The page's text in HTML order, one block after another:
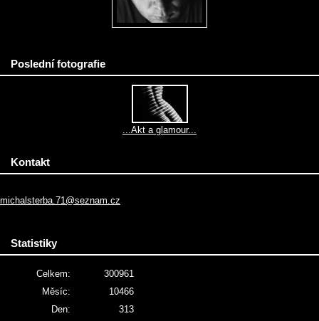
Poslední fotografie
...Akt a glamour...
Kontakt
michalsterba.71@seznam.cz
Statistiky
Celkem:
300961
Měsíc:
10466
Den:
313